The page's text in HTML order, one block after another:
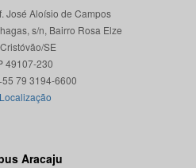
José Aloísio de Campos
s/n, Bairro Rosa Elze
SE
49107-230
Localização
Aracaju